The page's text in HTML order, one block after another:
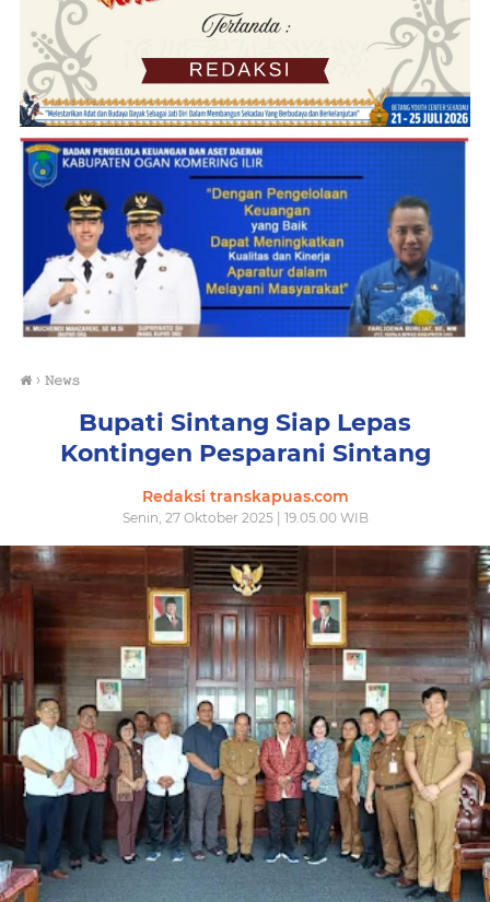
› 𝙽𝚎𝚠𝚜
Bupati Sintang Siap Lepas
Kontingen Pesparani Sintang
Redaksi transkapuas.com
Senin, 27 Oktober 2025 | 19.05.00 WIB